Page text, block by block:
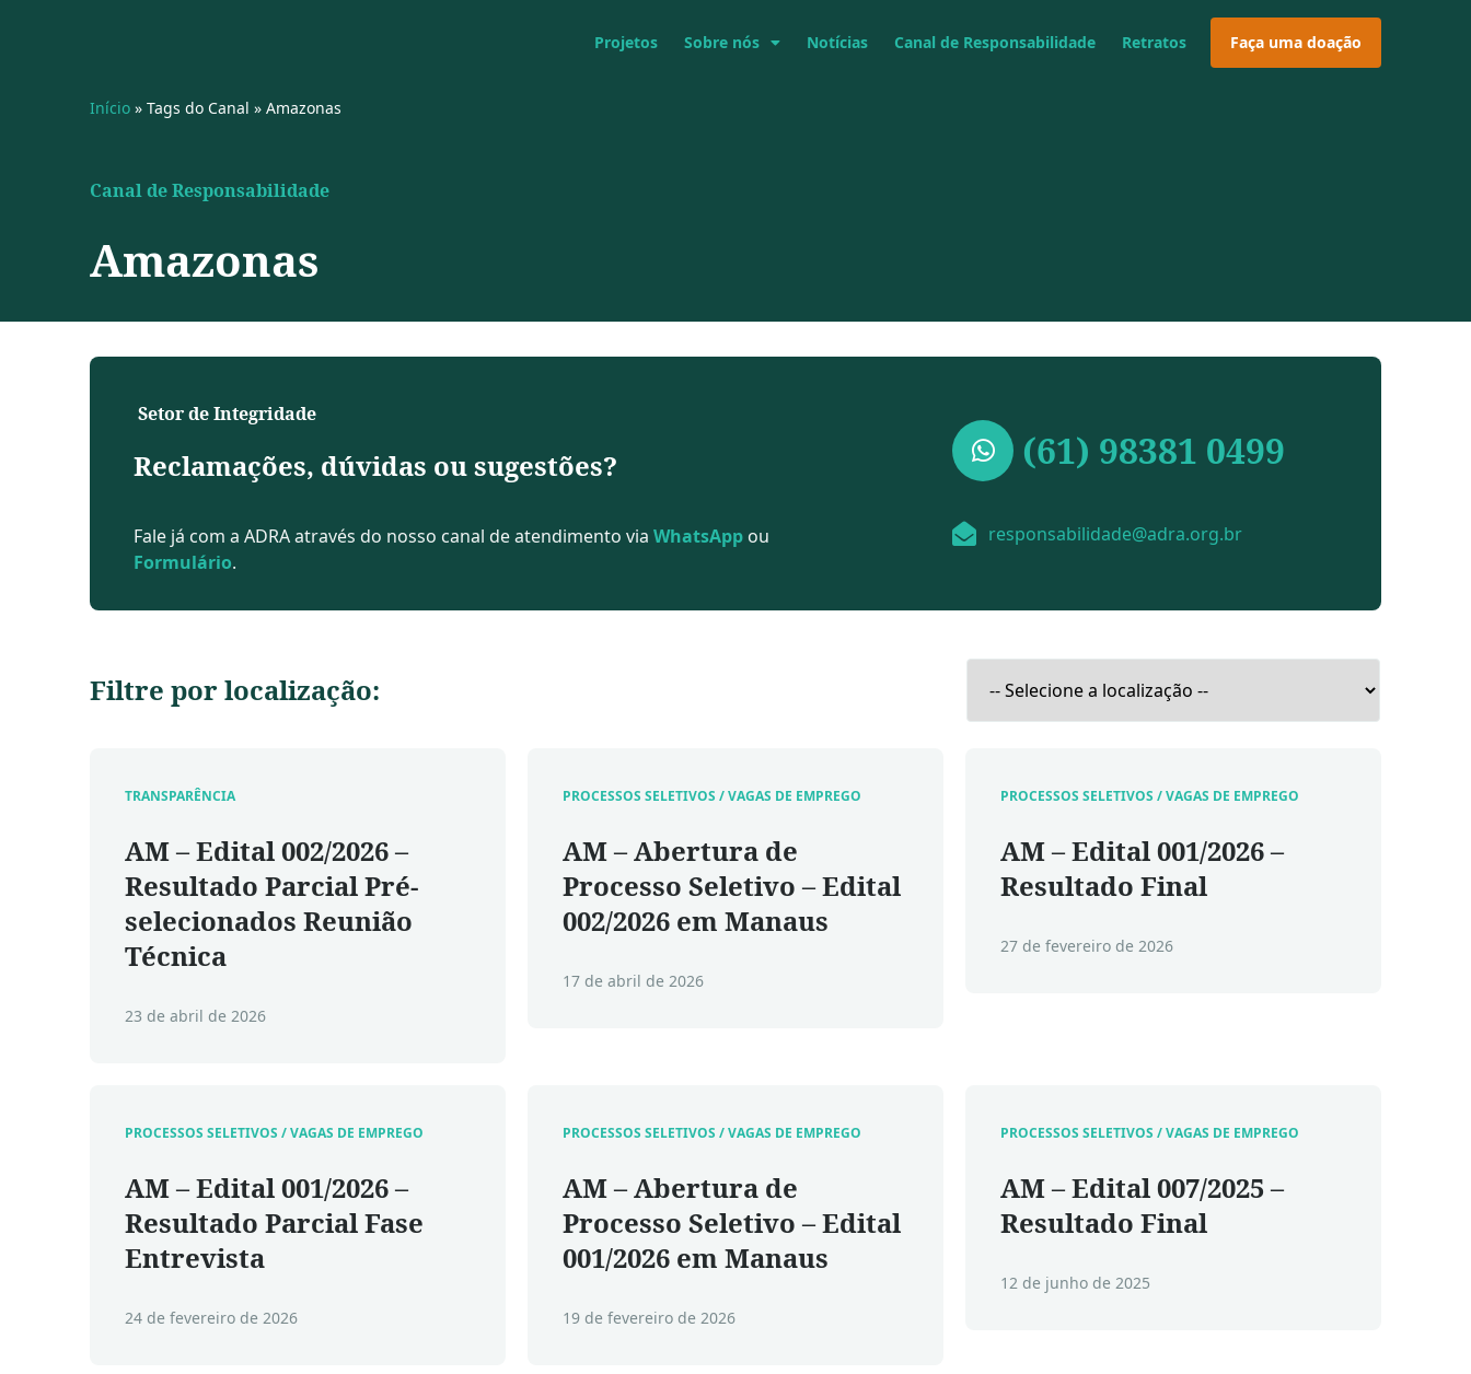
Projetos Sobre nós Notícias Canal de Responsabilidade Retratos Faça uma doação
Início » Tags do Canal » Amazonas
Canal de Responsabilidade
Amazonas
Setor de Integridade
Reclamações, dúvidas ou sugestões?
Fale já com a ADRA através do nosso canal de atendimento via WhatsApp ou
Formulário.
(61) 98381 0499
responsabilidade@adra.org.br
Filtre por localização:
TRANSPARÊNCIA
AM – Edital 002/2026 –
Resultado Parcial Pré-
selecionados Reunião
Técnica
23 de abril de 2026
PROCESSOS SELETIVOS / VAGAS DE EMPREGO
AM – Abertura de
Processo Seletivo – Edital
002/2026 em Manaus
17 de abril de 2026
PROCESSOS SELETIVOS / VAGAS DE EMPREGO
AM – Edital 001/2026 –
Resultado Final
27 de fevereiro de 2026
PROCESSOS SELETIVOS / VAGAS DE EMPREGO
AM – Edital 001/2026 –
Resultado Parcial Fase
Entrevista
24 de fevereiro de 2026
PROCESSOS SELETIVOS / VAGAS DE EMPREGO
AM – Abertura de
Processo Seletivo – Edital
001/2026 em Manaus
19 de fevereiro de 2026
PROCESSOS SELETIVOS / VAGAS DE EMPREGO
AM – Edital 007/2025 –
Resultado Final
12 de junho de 2025